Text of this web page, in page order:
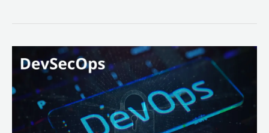
palyer
Lance
Rural